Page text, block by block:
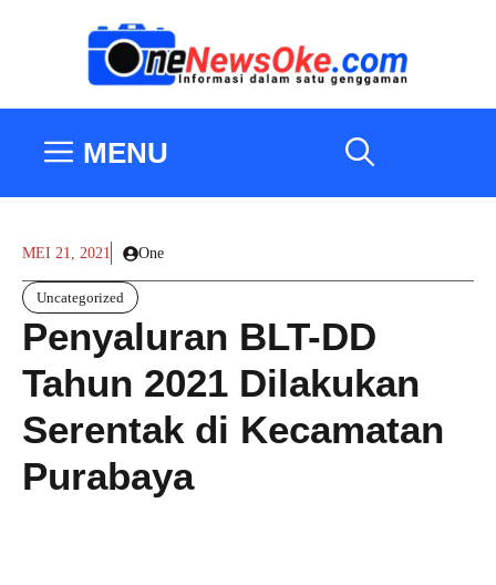
MENU
MEI 21, 2021 One
Uncategorized
Penyaluran BLT-DD
Tahun 2021 Dilakukan
Serentak di Kecamatan
Purabaya